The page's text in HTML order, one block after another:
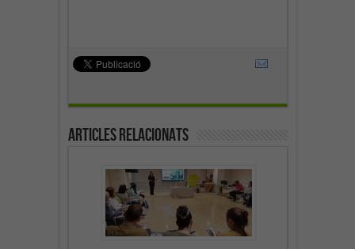
Articles Relacionats